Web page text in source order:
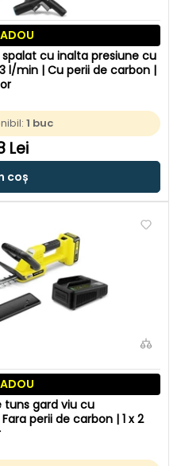
cu inalta presiune cu
l/min | Cu perii de carbon |
1 buc
Lei
coș
tuns gard viu cu
perii de carbon | 1 x 2